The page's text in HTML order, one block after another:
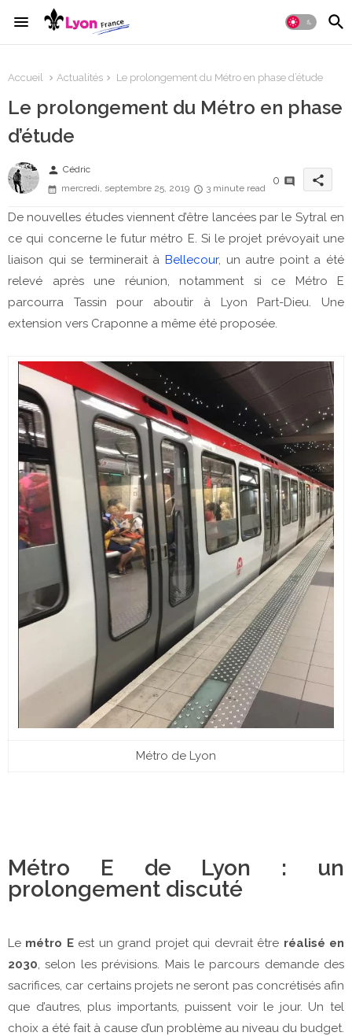
Accueil Actualités Le prolongement du Métro en phase d’étude
Le prolongement du Métro en phase
d’étude
person Cédric
mercredi, septembre 25, 2019
3 minute read
0 share
De nouvelles études viennent d’être lancées par le Sytral en
ce qui concerne le futur métro E. Si le projet prévoyait une
liaison qui se terminerait à Bellecour, un autre point a été
relevé après une réunion, notamment si ce Métro E
parcourra Tassin pour aboutir à Lyon Part-Dieu. Une
extension vers Craponne a même été proposée.
Métro de Lyon
Métro E de Lyon : un
prolongement discuté
Le métro Eest un grand projet qui devrait être réalisé en
2030 , selon les prévisions. Mais le parcours demande des
sacrifices, car certains projets ne seront pas concrétisés afin
que d’autres, plus importants, puissent voir le jour. Un tel
choix a été fait à cause d’un problème au niveau du budget.